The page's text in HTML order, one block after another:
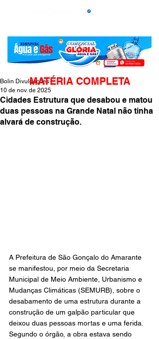
Cidades Estrutura que desabou e matou
duas pessoas na Grande Natal não tinha
alvará de construção.
Bolin Divulgações
10 de nov. de 2025
A Prefeitura de São Gonçalo do Amarante
se manifestou, por meio da Secretaria
Municipal de Meio Ambiente, Urbanismo e
Mudanças Climáticas (SEMURB), sobre o
desabamento de uma estrutura durante a
construção de um galpão particular que
deixou duas pessoas mortas e uma ferida.
Segundo o órgão, a obra estava sendo
MATÉRIA COMPLETA